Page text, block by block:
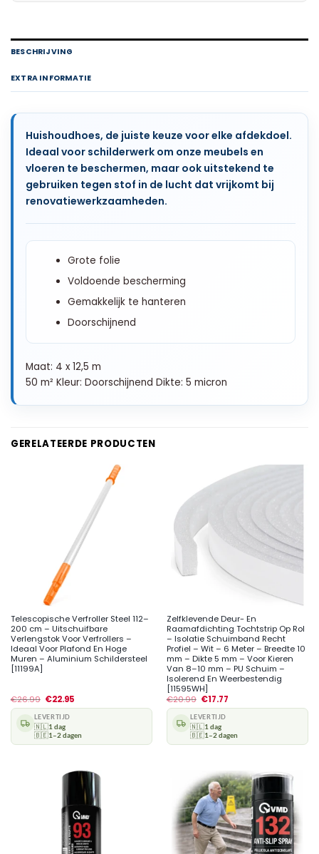
BESCHRIJVING
EXTRA INFORMATIE
Huishoudhoes, de juiste keuze voor elke afdekdoel.
Ideaal voor schilderwerk om onze meubels en
vloeren te beschermen, maar ook uitstekend te
gebruiken tegen stof in de lucht dat vrijkomt bij
renovatiewerkzaamheden.
Grote folie
Voldoende bescherming
Gemakkelijk te hanteren
Doorschijnend
Maat: 4 x 12,5 m
50 m² Kleur: Doorschijnend Dikte: 5 micron
GERELATEERDE PRODUCTEN
Telescopische Verfroller Steel 112–
200 cm – Uitschuifbare
Verlengstok Voor Verfrollers –
Ideaal Voor Plafond En Hoge
Muren – Aluminium Schildersteel
[11199A]
€26.99 €22.95
LEVERTIJD
🇳🇱1 dag
🇧🇪1–2 dagen
Zelfklevende Deur- En
Raamafdichting Tochtstrip Op Rol
– Isolatie Schuimband Recht
Profiel – Wit – 6 Meter – Breedte 10
mm – Dikte 5 mm – Voor Kieren
Van 8–10 mm – PU Schuim –
Isolerend En Weerbestendig
[11595WH]
€20.99 €17.77
LEVERTIJD
🇳🇱1 dag
🇧🇪1–2 dagen